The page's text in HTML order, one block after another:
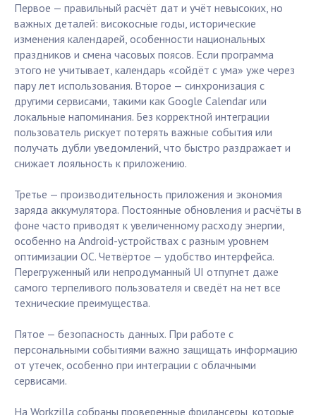
Первое — правильный расчёт дат и учёт невысоких, но
важных деталей: високосные годы, исторические
изменения календарей, особенности национальных
праздников и смена часовых поясов. Если программа
этого не учитывает, календарь «сойдёт с ума» уже через
пару лет использования. Второе — синхронизация с
другими сервисами, такими как Google Calendar или
локальные напоминания. Без корректной интеграции
пользователь рискует потерять важные события или
получать дубли уведомлений, что быстро раздражает и
снижает лояльность к приложению.
Третье — производительность приложения и экономия
заряда аккумулятора. Постоянные обновления и расчёты в
фоне часто приводят к увеличенному расходу энергии,
особенно на Android-устройствах с разным уровнем
оптимизации ОС. Четвёртое — удобство интерфейса.
Перегруженный или непродуманный UI отпугнет даже
самого терпеливого пользователя и сведёт на нет все
технические преимущества.
Пятое — безопасность данных. При работе с
персональными событиями важно защищать информацию
от утечек, особенно при интеграции с облачными
сервисами.
На Workzilla собраны проверенные фрилансеры, которые